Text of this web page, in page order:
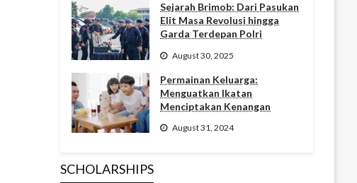
Sejarah Brimob: Dari Pasukan
Elit Masa Revolusi hingga
Garda Terdepan Polri
August 30, 2025
Permainan Keluarga:
Menguatkan Ikatan
Menciptakan Kenangan
August 31, 2024
SCHOLARSHIPS